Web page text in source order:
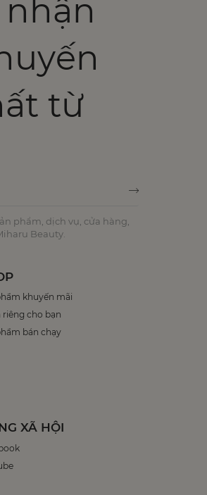
từ
phẩm, dịch vụ, cửa hàng,
Beauty.
khuyến mãi
riêng cho bạn
bán chạy
XÃ HỘI